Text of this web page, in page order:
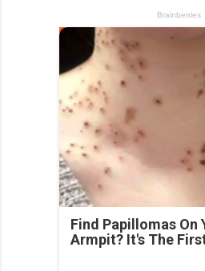
Find Papillomas On
Armpit? It's The